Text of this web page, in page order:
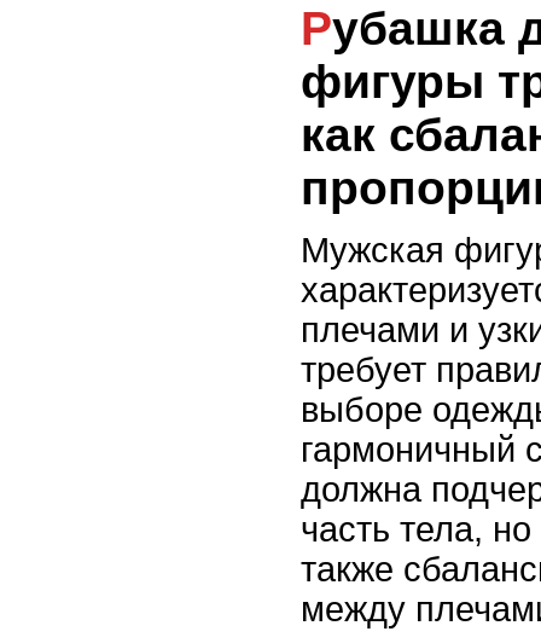
Рубашка для мужской
фигуры
как
Мужская
плечами и
требует
выборе
гармоничный
должна
часть тела,
также
между